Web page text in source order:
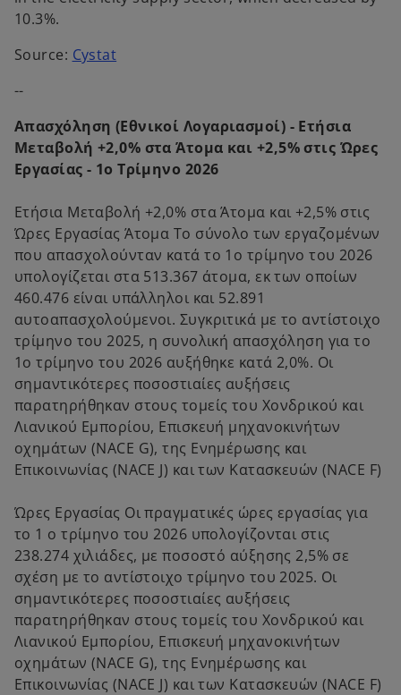
10.3%.
Source: Cystato
n
s
i
a
n
e
b
--
Απασχόληση (Εθνικοί Λογαριασμοί) - Ετήσια
Μεταβολή +2,0% στα Άτομα και +2,5% στις Ώρες
Εργασίας - 1ο Τρίμηνο 2026
Ετήσια Μεταβολή +2,0% στα Άτομα και +2,5% στις
Ώρες Εργασίας Άτομα Το σύνολο των εργαζομένων
που απασχολούνταν κατά το 1ο τρίμηνο του 2026
υπολογίζεται στα 513.367 άτομα, εκ των οποίων
460.476 είναι υπάλληλοι και 52.891
αυτοαπασχολούμενοι. Συγκριτικά με το αντίστοιχο
τρίμηνο του 2025, η συνολική απασχόληση για το
1ο τρίμηνο του 2026 αυξήθηκε κατά 2,0%. Οι
σημαντικότερες ποσοστιαίες αυξήσεις
παρατηρήθηκαν στους τομείς του Χονδρικού και
Λιανικού Εμπορίου, Επισκευή μηχανοκινήτων
οχημάτων (NACE G), της Ενημέρωσης και
Επικοινωνίας (NACE J) και των Κατασκευών (NACE F)
Ώρες Εργασίας Οι πραγματικές ώρες εργασίας για
το 1 ο τρίμηνο του 2026 υπολογίζονται στις
238.274 χιλιάδες, με ποσοστό αύξησης 2,5% σε
σχέση με το αντίστοιχο τρίμηνο του 2025. Οι
σημαντικότερες ποσοστιαίες αυξήσεις
παρατηρήθηκαν στους τομείς του Χονδρικού και
Λιανικού Εμπορίου, Επισκευή μηχανοκινήτων
οχημάτων (NACE G), της Ενημέρωσης και
Επικοινωνίας (NACE J) και των Κατασκευών (NACE F)